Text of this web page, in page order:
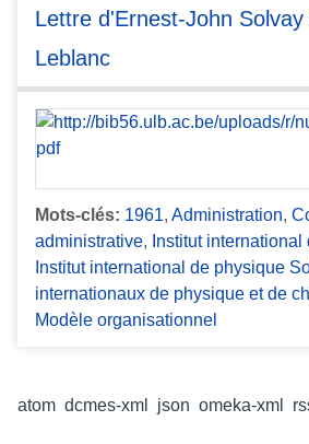
Lettre d'Ernest-John Solvay
Leblanc
Mots-clés: 1961, Administration,
administrative, Institut
Institut international de physique
internationaux de physique et de
Modèle organisationnel
atom dcmes-xml json omeka-xml